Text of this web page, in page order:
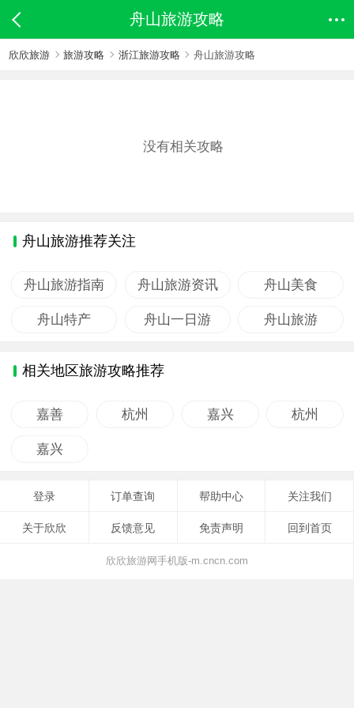
舟山旅游攻略
欣欣旅游 旅游攻略 浙江旅游攻略 舟山旅游攻略
没有相关攻略
舟山旅游推荐关注
舟山旅游指南 舟山旅游资讯 舟山美食
舟山特产 舟山一日游 舟山旅游
相关地区旅游攻略推荐
嘉善 杭州 嘉兴 杭州
嘉兴
登录 订单查询 帮助中心 关注我们
关于欣欣 反馈意见 免责声明 回到首页
欣欣旅游网手机版-m.cncn.com